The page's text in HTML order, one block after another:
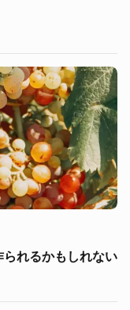
れるかもしれない